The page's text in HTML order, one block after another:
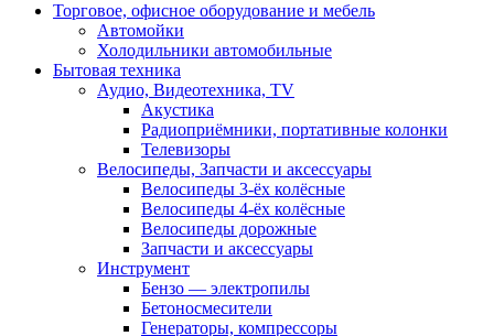
Торговое, офисное оборудование и мебель
Автомойки
Холодильники автомобильные
Бытовая техника
Аудио, Видеотехника, TV
Акустика
Радиоприёмники, портативные колонки
Телевизоры
Велосипеды, Запчасти и аксессуары
Велосипеды 3-ёх колёсные
Велосипеды 4-ёх колёсные
Велосипеды дорожные
Запчасти и аксессуары
Инструмент
Бензо — электропилы
Бетоносмесители
Генераторы, компрессоры